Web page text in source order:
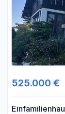
525.000 €